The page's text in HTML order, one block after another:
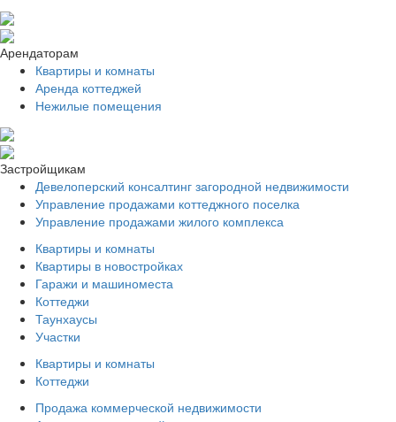
Арендаторам
Квартиры и комнаты
Аренда коттеджей
Нежилые помещения
Застройщикам
Девелоперский консалтинг загородной недвижимости
Управление продажами коттеджного поселка
Управление продажами жилого комплекса
Квартиры и комнаты
Квартиры в новостройках
Гаражи и машиноместа
Коттеджи
Таунхаусы
Участки
Квартиры и комнаты
Коттеджи
Продажа коммерческой недвижимости